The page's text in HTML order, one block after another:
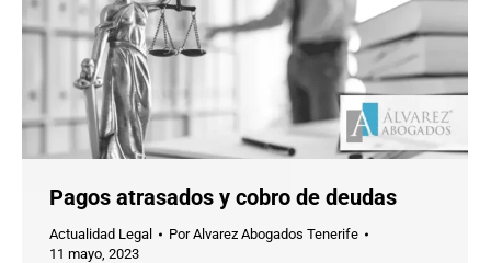
Pagos atrasados y cobro de deudas
Actualidad Legal PorAlvarez Abogados Tenerife
11 mayo, 2023